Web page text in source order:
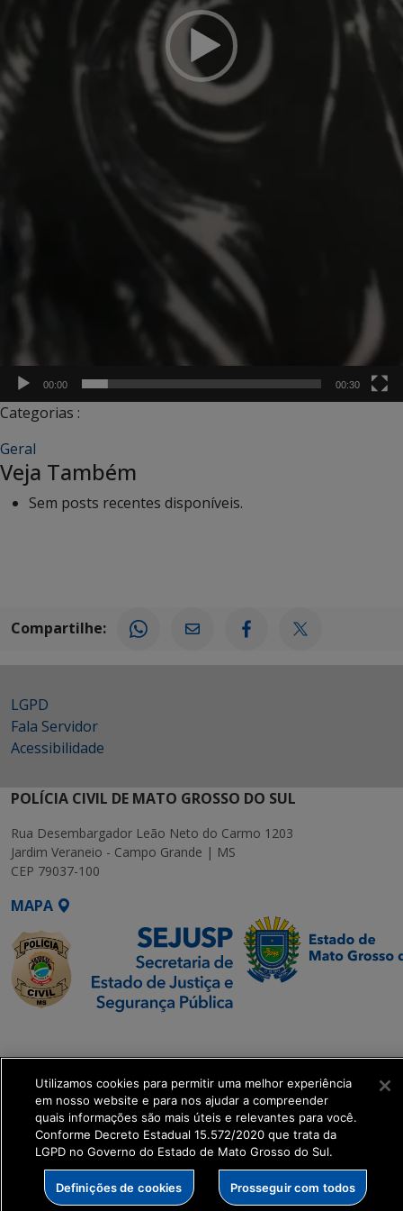
00:00 00:30
Categorias :
Geral
Veja Também
Sem posts recentes disponíveis.
Compartilhe:
LGPD
Fala Servidor
Acessibilidade
POLÍCIA CIVIL DE MATO GROSSO DO SUL
Rua Desembargador Leão Neto do Carmo 1203
Jardim Veraneio - Campo Grande | MS
CEP 79037-100
MAPA
Executiva de
Transformação Digital
get_footer();
Utilizamos cookies para permitir uma melhor experiência
em nosso website e para nos ajudar a compreender
quais informações são mais úteis e relevantes para você.
Conforme Decreto Estadual 15.572/2020 que trata da
LGPD no Governo do Estado de Mato Grosso do Sul.
Definições de cookies Prosseguir com todos